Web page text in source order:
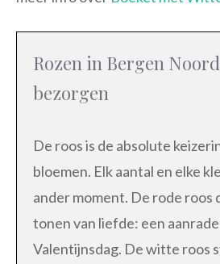
Rozen in Bergen
bezorgen
De roos is de absolute
bloemen. Elk aantal en elke
ander moment. De rode roos
tonen van liefde: een
Valentijnsdag. De witte roos